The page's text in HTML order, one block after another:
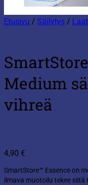
Etusivu / Säilytys /
Medium
vihreä
4,90 €
SmartStore™ Essence on
ilmava muotoilu tekee